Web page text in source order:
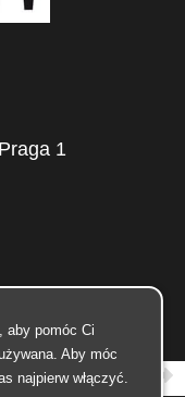
1
aby pomóc Ci
Aby móc
najpierw włączyć.